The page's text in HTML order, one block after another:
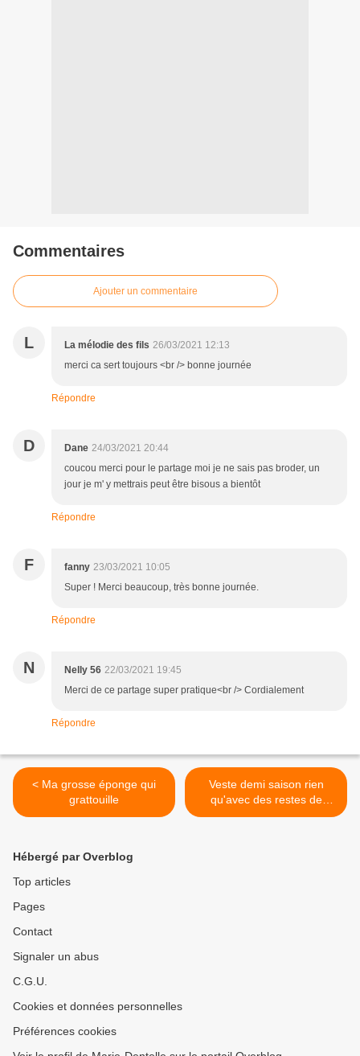
Commentaires
Ajouter un commentaire
L La mélodie des fils 26/03/2021 12:13
merci ca sert toujours <br /> bonne journée
Répondre
D Dane 24/03/2021 20:44
coucou merci pour le partage moi je ne sais pas broder, un
jour je m' y mettrais peut être bisous a bientôt
Répondre
F fanny 23/03/2021 10:05
Super ! Merci beaucoup, très bonne journée.
Répondre
N Nelly 56 22/03/2021 19:45
Merci de ce partage super pratique<br /> Cordialement
Répondre
< Ma grosse éponge qui
grattouille
Veste demi saison rien
qu'avec des restes de
laines >
Hébergé par Overblog
Top articles
Pages
Contact
Signaler un abus
C.G.U.
Cookies et données personnelles
Préférences cookies